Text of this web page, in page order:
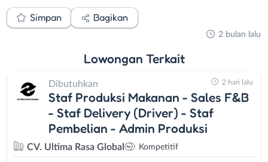
Simpan Bagikan
2 bulan lalu
Lowongan Terkait
Dibutuhkan
Staf Produksi Makanan - Sales F&B
- Staf Delivery (Driver) - Staf
Pembelian - Admin Produksi
CV. Ultima Rasa Global Kompetitif
2 hari lalu